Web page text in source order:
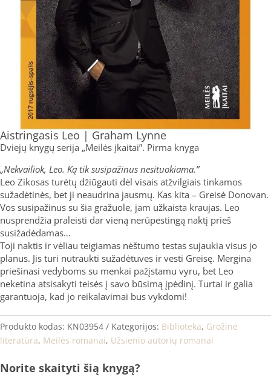
Aistringasis Leo | Graham Lynne
Dviejų knygų serija „Meilės įkaitai”. Pirma knyga
„Nekvailiok, Leo. Ką tik susipažinus nesituokiama.”
Leo Zikosas turėtų džiūgauti dėl visais atžvilgiais tinkamos
sužadėtinės, bet ji neaudrina jausmų. Kas kita – Greisė Donovan.
Vos susipažinus su šia gražuole, jam užkaista kraujas. Leo
nusprendžia praleisti dar vieną nerūpestingą naktį prieš
susižadėdamas…
Toji naktis ir vėliau teigiamas nėštumo testas sujaukia visus jo
planus. Jis turi nutraukti sužadėtuves ir vesti Greisę. Mergina
priešinasi vedyboms su menkai pažįstamu vyru, bet Leo
neketina atsisakyti teisės į savo būsimą įpėdinį. Turtai ir galia
garantuoja, kad jo reikalavimai bus vykdomi!
Produkto kodas: KN03954 Kategorijos: Biblioteka, Grožinė
literatūra, Meilės romanai, Užsienio autorių romanai
Norite skaityti šią knygą?